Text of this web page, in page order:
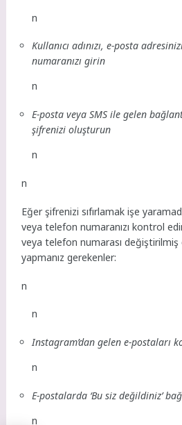
n
Kullanıcı adınızı, e-posta
numaranızı girin
n
E-posta veya SMS ile gelen
şifrenizi oluşturun
n
n
Eğer şifrenizi sıfırlamak işe
veya telefon numaranızı kontrol
veya telefon numarası değiştirilmiş
yapmanız gerekenler:
n
n
Instagram’dan gelen e-postaları
n
E-postalarda ‘Bu siz değildiniz’
n